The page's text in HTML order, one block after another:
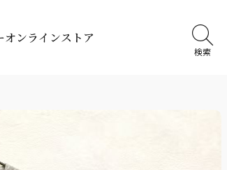
ンラインストア
検索